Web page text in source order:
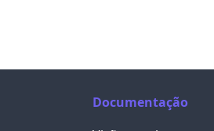
Documentação